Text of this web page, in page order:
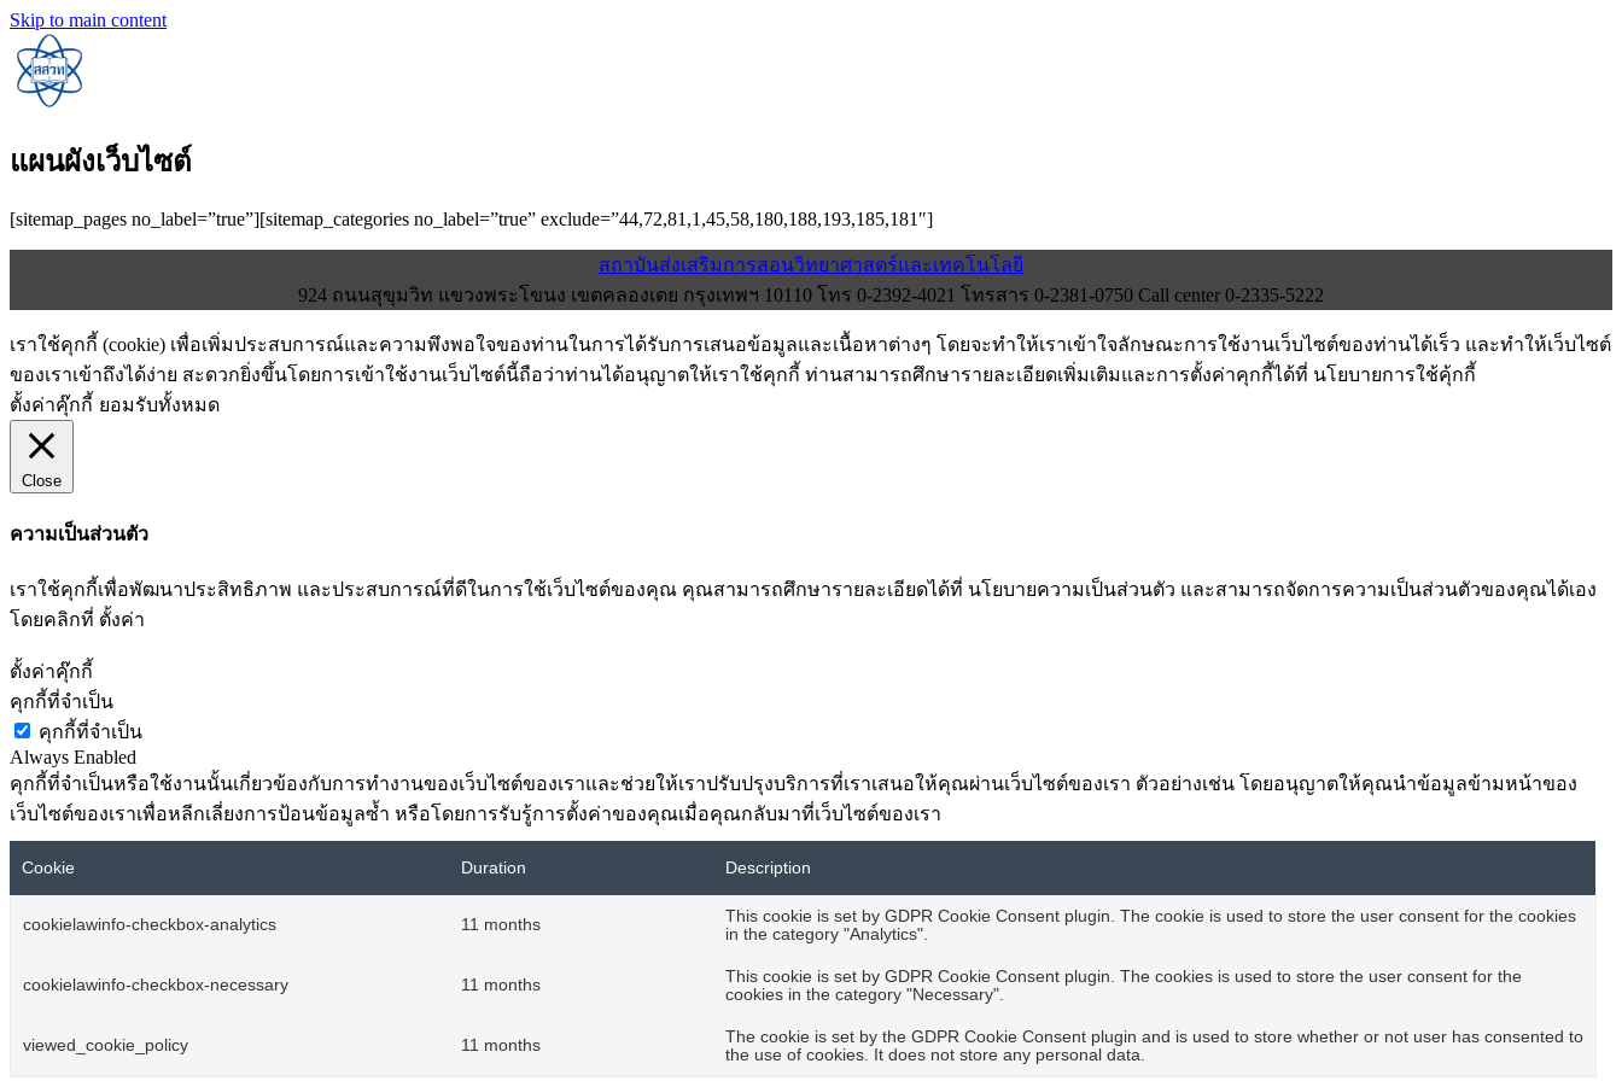
Skip to main content
แผนผังเว็บไซต์
[sitemap_pages no_label=”true”][sitemap_categories no_label=”true” exclude=”44,72,81,1,45,58,180,188,193,185,181″]
สถาบันส่งเสริมการสอนวิทยาศาสตร์และเทคโนโลยี
924 ถนนสุขุมวิท แขวงพระโขนง เขตคลองเตย กรุงเทพฯ 10110 โทร 0-2392-4021 โทรสาร 0-2381-0750 Call center 0-2335-5222
เราใช้คุกกี้ (cookie) เพื่อเพิ่มประสบการณ์และความพึงพอใจของท่านในการได้รับการเสนอข้อมูลและเนื้อหาต่างๆ โดยจะทำให้เราเข้าใจลักษณะการใช้งานเว็บไซต์ของท่านได้เร็ว และทำให้เว็บไซต์
ของเราเข้าถึงได้ง่าย สะดวกยิ่งขึ้นโดยการเข้าใช้งานเว็บไซต์นี้ถือว่าท่านได้อนุญาตให้เราใช้คุกกี้ ท่านสามารถศึกษารายละเอียดเพิ่มเติมและการตั้งค่าคุกกี้ได้ที่ นโยบายการใช้คุ้กกี้
ตั้งค่าคุ๊กกี้ ยอมรับทั้งหมด
Close
ความเป็นส่วนตัว
เราใช้คุกกี้เพื่อพัฒนาประสิทธิภาพ และประสบการณ์ที่ดีในการใช้เว็บไซต์ของคุณ คุณสามารถศึกษารายละเอียดได้ที่ นโยบายความเป็นส่วนตัว และสามารถจัดการความเป็นส่วนตัวของคุณได้เอง
โดยคลิกที่ ตั้งค่า
ตั้งค่าคุ๊กกี้
คุกกี้ที่จำเป็น
คุกกี้ที่จำเป็น
Always Enabled
คุกกี้ที่จำเป็นหรือใช้งานนั้นเกี่ยวข้องกับการทำงานของเว็บไซต์ของเราและช่วยให้เราปรับปรุงบริการที่เราเสนอให้คุณผ่านเว็บไซต์ของเรา ตัวอย่างเช่น โดยอนุญาตให้คุณนำข้อมูลข้ามหน้าของ
เว็บไซต์ของเราเพื่อหลีกเลี่ยงการป้อนข้อมูลซ้ำ หรือโดยการรับรู้การตั้งค่าของคุณเมื่อคุณกลับมาที่เว็บไซต์ของเรา
Cookie Duration Description
cookielawinfo-checkbox-analytics 11 months
This cookie is set by GDPR Cookie Consent plugin. The cookie is used to store the user consent for the cookies
in the category "Analytics".
cookielawinfo-checkbox-necessary 11 months
This cookie is set by GDPR Cookie Consent plugin. The cookies is used to store the user consent for the
cookies in the category "Necessary".
viewed_cookie_policy 11 months
The cookie is set by the GDPR Cookie Consent plugin and is used to store whether or not user has consented to
the use of cookies. It does not store any personal data.